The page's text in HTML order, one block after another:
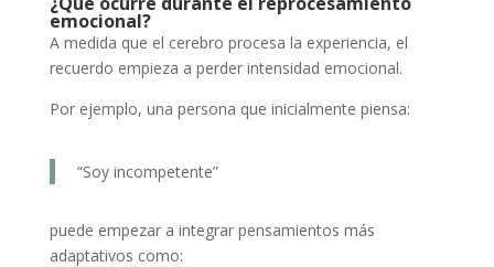
emocional?
A medida que el cerebro procesa la experiencia, el
recuerdo empieza a perder intensidad emocional.
Por ejemplo, una persona que inicialmente piensa:
“Soy incompetente”
puede empezar a integrar pensamientos más
adaptativos como: